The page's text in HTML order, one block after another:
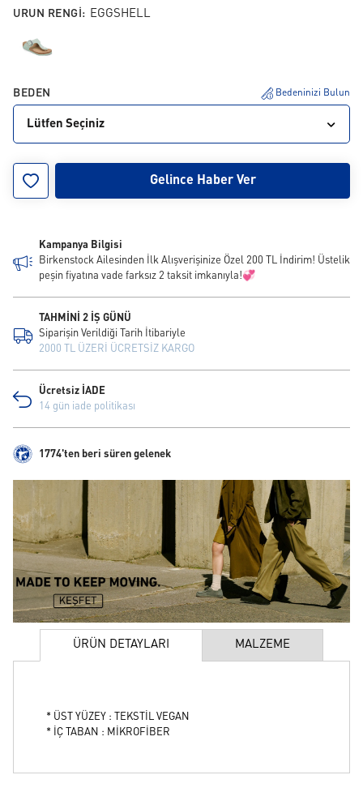
URUN RENGI: EGGSHELL
BEDEN Bedeninizi Bulun
Lütfen Seçiniz
Gelince Haber Ver
Kampanya Bilgisi
Birkenstock Ailesinden İlk Alışverişinize Özel 200 TL İndirim! Üstelik
peşin fiyatına vade farksız 2 taksit imkanıyla!💞
TAHMİNİ 2 İŞ GÜNÜ
Siparişin Verildiği Tarih İtibariyle
2000 TL ÜZERİ ÜCRETSİZ KARGO
Ücretsiz İADE
14 gün iade politikası
1774'ten beri süren gelenek
ÜRÜN DETAYLARI MALZEME
* ÜST YÜZEY : TEKSTİL VEGAN
* İÇ TABAN : MİKROFİBER